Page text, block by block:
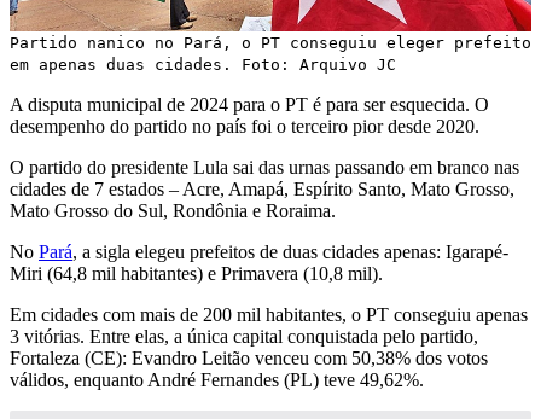
Partido nanico no Pará, o PT conseguiu eleger prefeito
em apenas duas cidades. Foto: Arquivo JC
A disputa municipal de 2024 para o PT é para ser esquecida. O
desempenho do partido no país foi o terceiro pior desde 2020.
O partido do presidente Lula sai das urnas passando em branco nas
cidades de 7 estados – Acre, Amapá, Espírito Santo, Mato Grosso,
Mato Grosso do Sul, Rondônia e Roraima.
No Pará, a sigla elegeu prefeitos de duas cidades apenas: Igarapé-
Miri (64,8 mil habitantes) e Primavera (10,8 mil).
Em cidades com mais de 200 mil habitantes, o PT conseguiu apenas
3 vitórias. Entre elas, a única capital conquistada pelo partido,
Fortaleza (CE): Evandro Leitão venceu com 50,38% dos votos
válidos, enquanto André Fernandes (PL) teve 49,62%.